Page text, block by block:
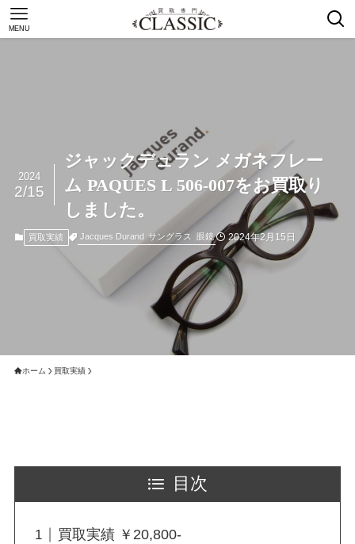
MENU
ジャックデュラン メガネフレー
ム PAQUES L 506-007をお買取り
しました。
2024
2/15
買取実績 Jacques Durand サングラス 眼鏡 2024年2月15日
ホーム 買取実績
目次
買取実績 ￥20,800-